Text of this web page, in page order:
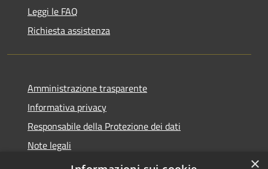
Leggi le FAQ
Richiesta assistenza
Amministrazione trasparente
Informativa privacy
Responsabile della Protezione dei dati
Note legali
Dichiarazione di accessibilità
×